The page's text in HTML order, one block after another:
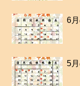
6
5